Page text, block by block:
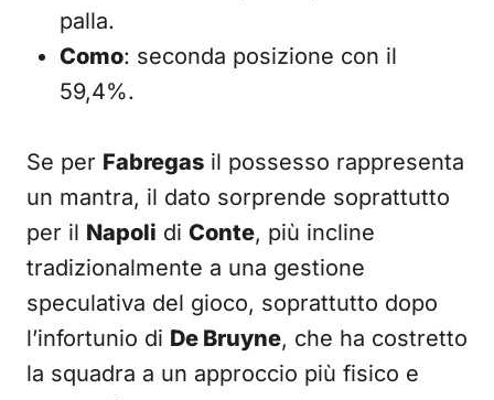
palla.
Como: seconda posizione con il
59,4%.
Se per Fabregas il possesso rappresenta
un mantra, il dato sorprende soprattutto
per il Napoli di Conte, più incline
tradizionalmente a una gestione
speculativa del gioco, soprattutto dopo
l’infortunio di De Bruyne, che ha costretto
la squadra a un approccio più fisico e